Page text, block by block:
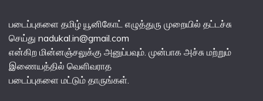
படைப்புகளை தமிழ் யூனிகோட் எழுத்துரு முறையில் தட்டச்சு
செய்து nadukal.in@gmail.com
என்கிற மின்னஞ்சலுக்கு அனுப்பவும். முன்பாக அச்சு மற்றும்
இணையத்தில் வெளிவராத
படைப்புகளை மட்டும் தாருங்கள்.